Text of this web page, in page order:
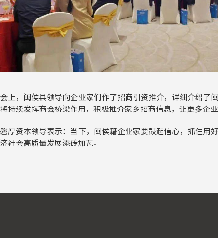
会上，闽侯县领导向企业家们作了招商引资推介，详细介绍了
将持续发挥商会桥梁作用，积极推介家乡招商信息，让更多企
磐厚资本领导表示：当下，闽侯籍企业家要鼓起信心，抓住用
济社会高质量发展添砖加瓦。